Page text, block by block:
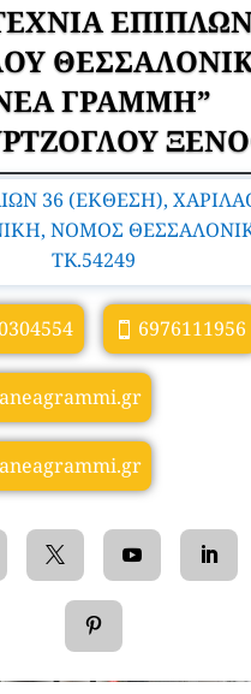
ΓΡΑΜΜΗ”
36 (ΕΚΘΕΣΗ),
ΝΟΜΟΣ
TK.54249
6976111956